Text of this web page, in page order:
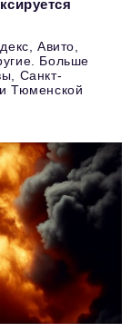
Авито,
Больше
Санкт-
Тюменской